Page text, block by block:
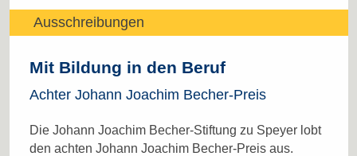
Ausschreibungen
Mit Bildung in den Beruf
Achter Johann Joachim Becher-Preis
Die Johann Joachim Becher-Stiftung zu Speyer lobt
den achten Johann Joachim Becher-Preis aus.